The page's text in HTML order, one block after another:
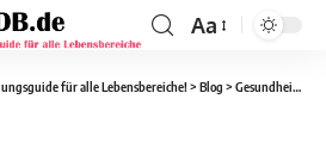
Aa
für alle Lebensbereiche! > Blog > Gesundheit >